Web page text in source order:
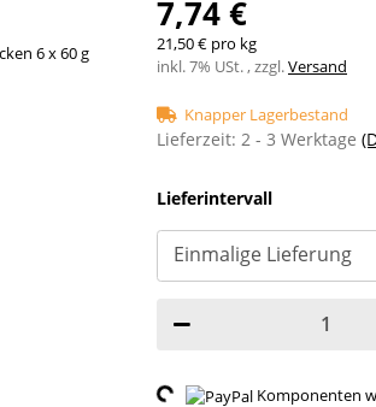
7,74 €
21,50 € pro kg
inkl. 7% USt. , zzgl.Versand
Knapper Lagerbestand
Lieferzeit: 2 - 3 Werktage
Lieferintervall
Loading... Komponenten